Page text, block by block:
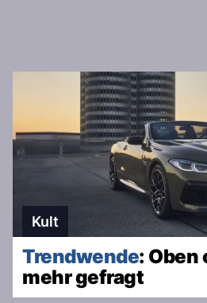
Kult
Trendwende:
mehr gefragt